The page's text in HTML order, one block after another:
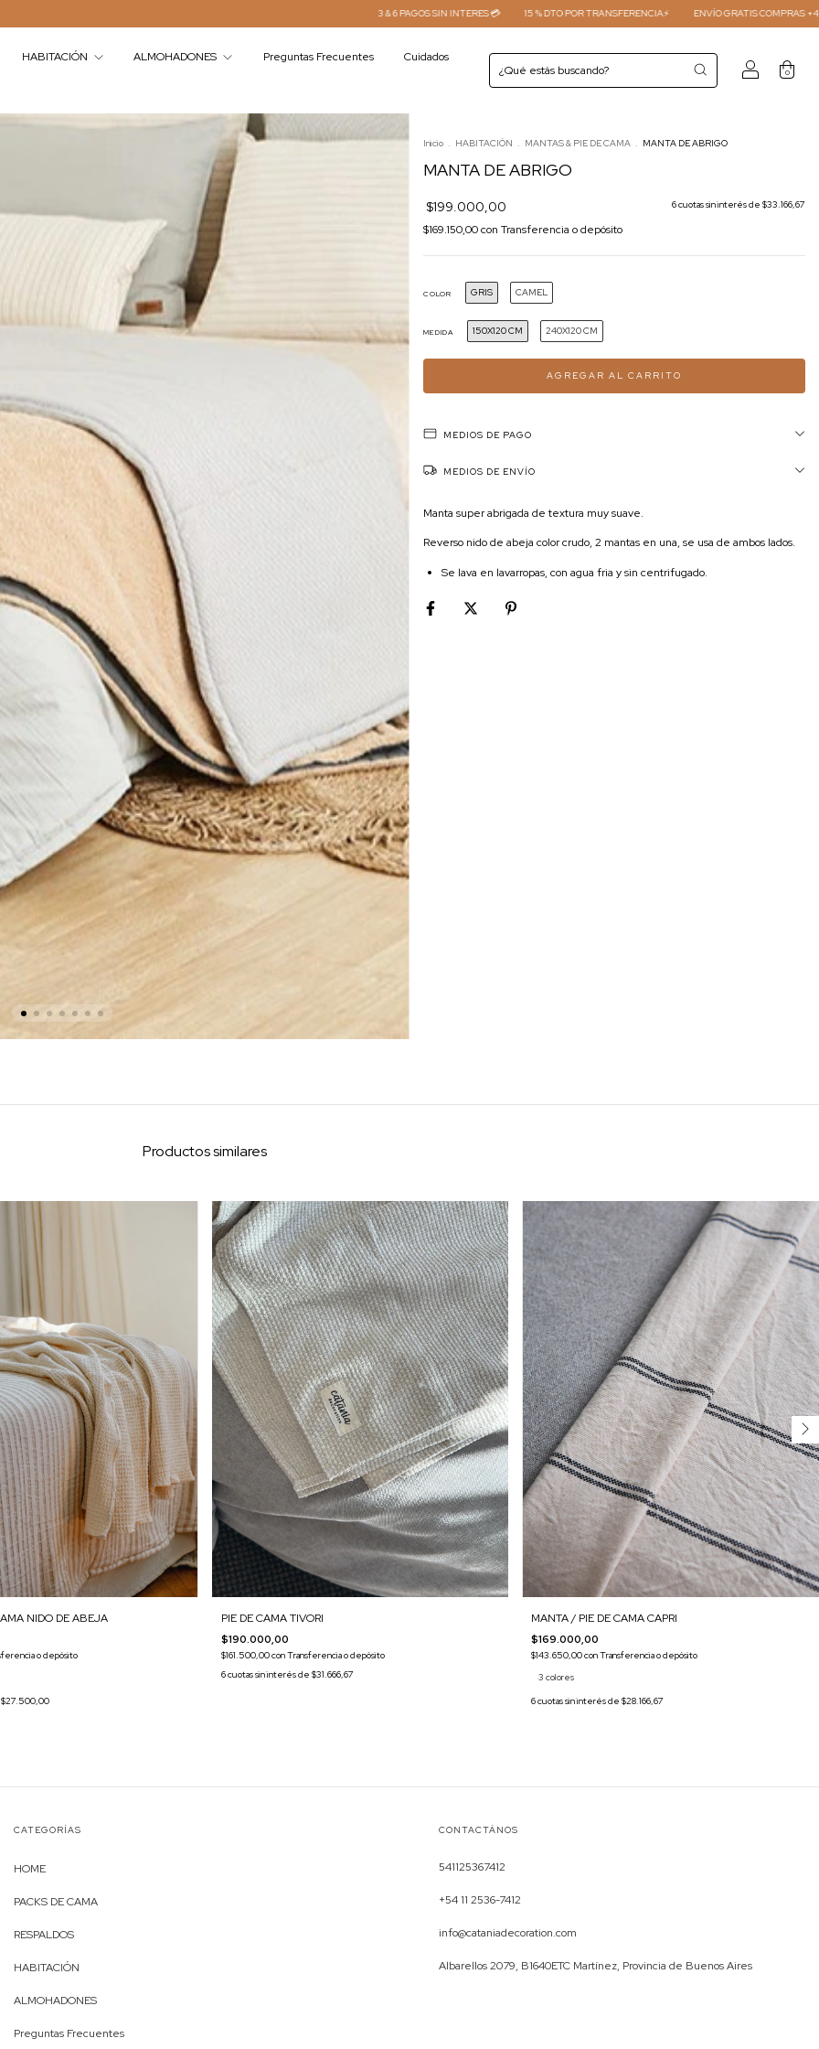
3 & 6 PAGOS SIN INTERES 💳 15 % DTO POR TRANSFERENCIA⚡ ENVÍO GRATIS COMPRAS +450.000 ARS 🎁 3 & 6
HABITACIÓN ALMOHADONES Preguntas Frecuentes Cuidados
0
Inicio . HABITACIÓN . MANTAS & PIE DE CAMA . MANTA DE ABRIGO
MANTA DE ABRIGO
$199.000,00 6cuotas sin interés de $33.166,67
$169.150,00con Transferencia o depósito
COLOR GRIS CAMEL
MEDIDA 150X120 CM 240X120 CM
MEDIOS DE PAGO
MEDIOS DE ENVÍO
Manta super abrigada de textura muy suave.
Reverso nido de abeja color crudo, 2 mantas en una, se usa de ambos lados.
Se lava en lavarropas, con agua fria y sin centrifugado.
Productos similares
NIDO DE ABEJA
o depósito
$27.500,00
PIE DE CAMA TIVORI
$190.000,00
$161.500,00conTransferencia o depósito
6cuotas sin interés de $31.666,67
MANTA / PIE DE CAMA CAPRI
$169.000,00
$143.650,00conTransferencia o depósito
3 colores
6cuotas sin interés de$28.166,67
CATEGORÍAS
HOME
PACKS DE CAMA
RESPALDOS
HABITACIÓN
ALMOHADONES
Preguntas Frecuentes
CONTACTÁNOS
541125367412
+54 11 2536-7412
info@cataniadecoration.com
Albarellos 2079, B1640ETC Martínez, Provincia de Buenos Aires